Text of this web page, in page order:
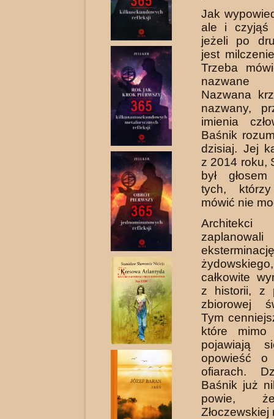
Jak
ale i czyjąś
jeżeli po
jest
Trzeba
Nazwana
nazwany,
imienia
Baśnik
dzisiaj. Jej
z 2014 roku,
był
tych,
mówić nie
Architekci
całkowite
z historii, z
zbiorowej
Tym
które mimo
pojawiają
opowieść o
ofiarach.
Baśnik już
powie,
Złoczewskiej